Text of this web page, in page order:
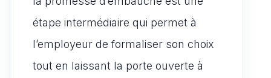
étape intermédiaire qui permet à
l’employeur de formaliser son choix
tout en laissant la porte ouverte à